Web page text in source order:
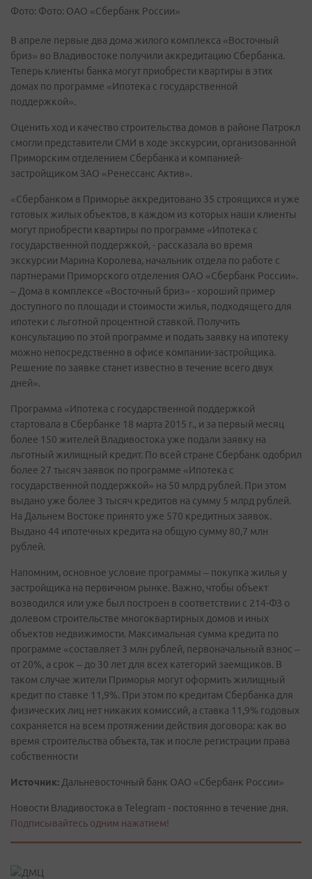
Фото: Фото: ОАО «Сбербанк России»
В апреле первые два дома жилого комплекса «Восточный
бриз» во Владивостоке получили аккредитацию Сбербанка.
Теперь клиенты банка могут приобрести квартиры в этих
домах по программе «Ипотека с государственной
поддержкой».
Оценить ход и качество строительства домов в районе Патрокл
смогли представители СМИ в ходе экскурсии, организованной
Приморским отделением Сбербанка и компанией-
застройщиком ЗАО «Ренессанс Актив».
«Сбербанком в Приморье аккредитовано 35 строящихся и уже
готовых жилых объектов, в каждом из которых наши клиенты
могут приобрести квартиры по программе «Ипотека с
государственной поддержкой, - рассказала во время
экскурсии Марина Королева, начальник отдела по работе с
партнерами Приморского отделения ОАО «Сбербанк России».
– Дома в комплексе «Восточный бриз» - хороший пример
доступного по площади и стоимости жилья, подходящего для
ипотеки с льготной процентной ставкой. Получить
консультацию по этой программе и подать заявку на ипотеку
можно непосредственно в офисе компании-застройщика.
Решение по заявке станет известно в течение всего двух
дней».
Программа «Ипотека с государственной поддержкой
стартовала в Сбербанке 18 марта 2015 г., и за первый месяц
более 150 жителей Владивостока уже подали заявку на
льготный жилищный кредит. По всей стране Сбербанк одобрил
более 27 тысяч заявок по программе «Ипотека с
государственной поддержкой» на 50 млрд рублей. При этом
выдано уже более 3 тысяч кредитов на сумму 5 млрд рублей.
На Дальнем Востоке принято уже 570 кредитных заявок.
Выдано 44 ипотечных кредита на общую сумму 80,7 млн
рублей.
Напомним, основное условие программы – покупка жилья у
застройщика на первичном рынке. Важно, чтобы объект
возводился или уже был построен в соответствии с 214-ФЗ о
долевом строительстве многоквартирных домов и иных
объектов недвижимости. Максимальная сумма кредита по
программе «составляет 3 млн рублей, первоначальный взнос –
от 20%, а срок – до 30 лет для всех категорий заемщиков. В
таком случае жители Приморья могут оформить жилищный
кредит по ставке 11,9%. При этом по кредитам Сбербанка для
физических лиц нет никаких комиссий, а ставка 11,9% годовых
сохраняется на всем протяжении действия договора: как во
время строительства объекта, так и после регистрации права
собственности
Источник: Дальневосточный банк ОАО «Сбербанк России»
Новости Владивостока в Telegram - постоянно в течение дня.
Подписывайтесь одним нажатием!